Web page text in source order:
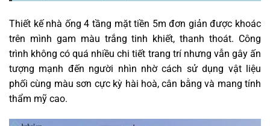
Thiết kế nhà ống 4 tầng mặt tiền 5m đơn giản được khoác
trên mình gam màu trắng tinh khiết, thanh thoát. Công
trình không có quá nhiều chi tiết trang trí nhưng vẫn gây ấn
tượng mạnh đến người nhìn nhờ cách sử dụng vật liệu
phối cùng màu sơn cực kỳ hài hoà, cân bằng và mang tính
thẩm mỹ cao.